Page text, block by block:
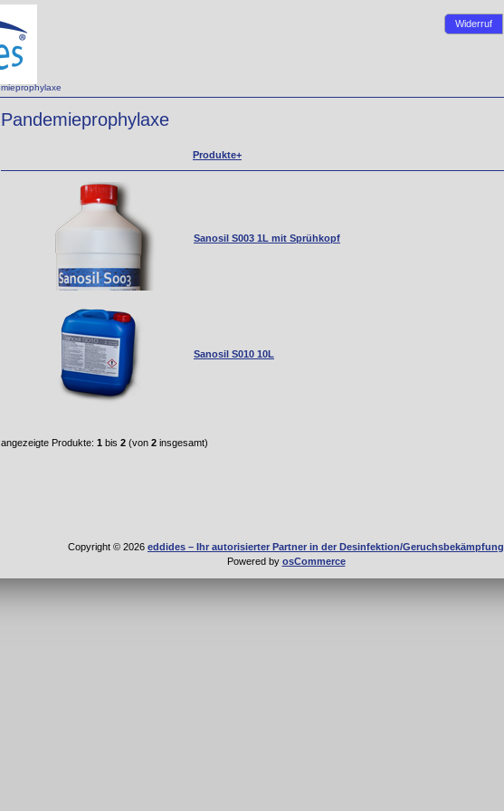
Widerruf
Pandemieprophylaxe
Produkte+
Sanosil S003 1L mit Sprühkopf
Sanosil S010 10L
angezeigte Produkte: 1 bis 2 (von 2 insgesamt)
Copyright © 2026 eddides – Ihr autorisierter Partner in der Desinfektion/Geruchsbekämpfung
Powered by osCommerce